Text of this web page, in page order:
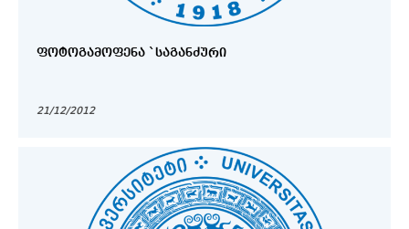
ᲤᲝᲢᲝᲒᲐᲛᲝᲤᲔᲜᲐ `ᲡᲐᲒᲐᲜᲫᲣᲠᲘ
21/12/2012